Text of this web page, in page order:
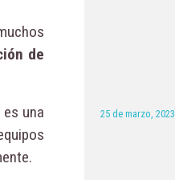
de
es una
25 de marzo, 2023